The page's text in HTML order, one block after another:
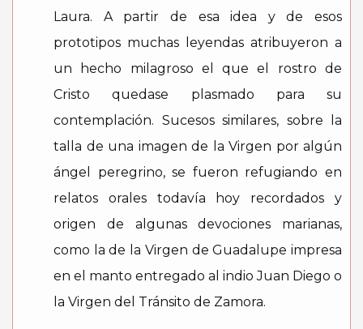
Laura. A partir de esa idea y de esos
prototipos muchas leyendas atribuyeron a
un hecho milagroso el que el rostro de
Cristo quedase plasmado para su
contemplación. Sucesos similares, sobre la
talla de una imagen de la Virgen por algún
ángel peregrino, se fueron refugiando en
relatos orales todavía hoy recordados y
origen de algunas devociones marianas,
como la de la Virgen de Guadalupe impresa
en el manto entregado al indio Juan Diego o
la Virgen del Tránsito de Zamora.